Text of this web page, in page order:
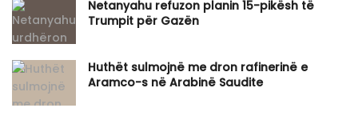
Netanyahu refuzon planin 15-pikësh të
Trumpit për Gazën
Huthët sulmojnë me dron rafinerinë e
Aramco-s në Arabinë Saudite